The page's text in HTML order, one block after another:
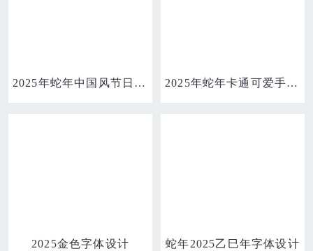
2025年蛇年中国风节日春节折扇祥云花朵新年边框免抠元素 2025年蛇年卡通可爱手绘金色蛇IP形象免抠元素
2025金色字体设计 蛇年2025乙巳年字体设计